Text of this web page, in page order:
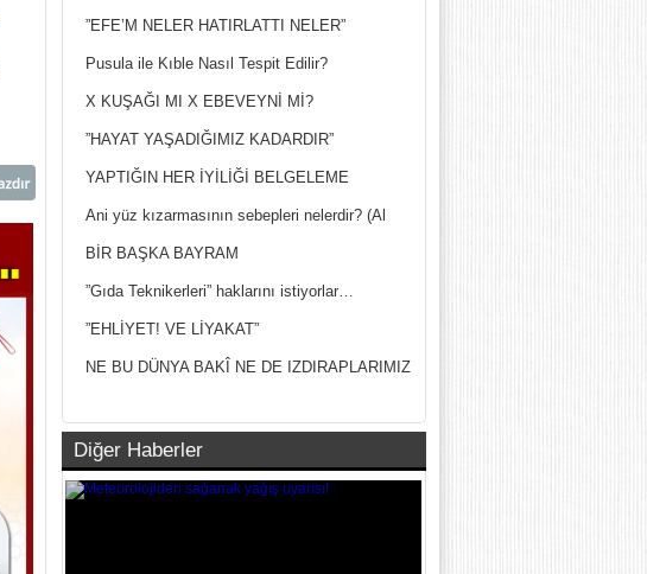
”EFE’M NELER HATIRLATTI NELER”
Pusula ile Kıble Nasıl Tespit Edilir?
X KUŞAĞI MI X EBEVEYNİ Mİ?
”HAYAT YAŞADIĞIMIZ KADARDIR”
YAPTIĞIN HER İYİLİĞİ BELGELEME
Ani yüz kızarmasının sebepleri nelerdir? (Al
Yanak)
BİR BAŞKA BAYRAM
”Gıda Teknikerleri” haklarını istiyorlar…
”EHLİYET! VE LİYAKAT”
NE BU DÜNYA BAKÎ NE DE IZDIRAPLARIMIZ
Diğer Haberler